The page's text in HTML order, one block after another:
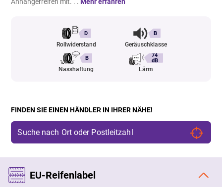
D
Rollwiderstand
B
Nasshaftung
B
Geräuschklasse
74
dB
Lärm
FINDEN SIE EINEN HÄNDLER IN IHRER NÄHE!
EU-Reifenlabel